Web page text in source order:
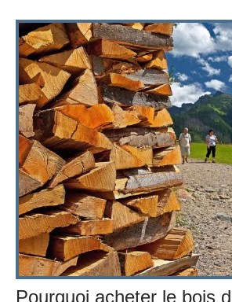
Pourquoi acheter le bois